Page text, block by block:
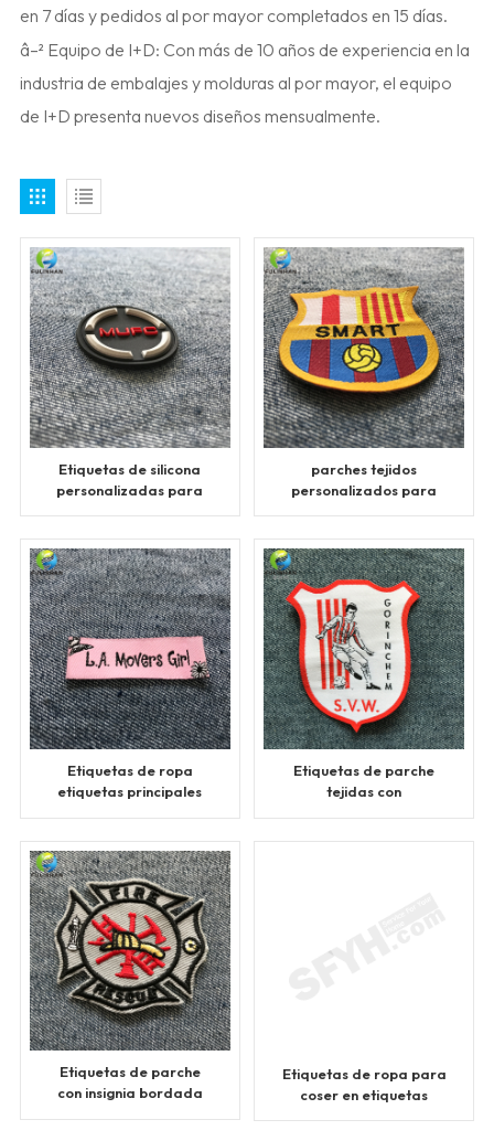
en 7 días y pedidos al por mayor completados en 15 días.
â–² Equipo de I+D: Con más de 10 años de experiencia en la
industria de embalajes y molduras al por mayor, el equipo
de I+D presenta nuevos diseños mensualmente.
Etiquetas de silicona
personalizadas para
parches tejidos
personalizados para
Etiquetas de ropa
etiquetas principales
Etiquetas de parche
tejidas con
Etiquetas de parche
con insignia bordada
Etiquetas de ropa para
coser en etiquetas